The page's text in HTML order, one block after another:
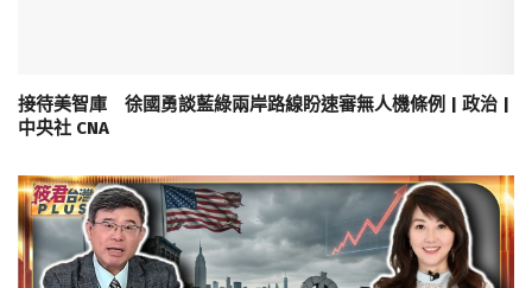
接待美智庫 徐國勇談藍綠兩岸路線盼速審無人機條例 | 政治 |
中央社 CNA